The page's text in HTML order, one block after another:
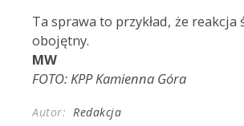
Ta sprawa to przykład, że
obojętny.
MW
FOTO: KPP Kamienna Góra
Autor: Redakcja